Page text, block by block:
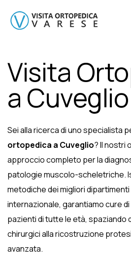
Visita
a Cuveglio
Sei alla ricerca di uno specialista
ortopedica a Cuveglio? Il nostri
approccio completo per la
patologie muscolo-scheletriche.
metodiche dei migliori
internazionale, garantiamo cure
pazienti di tutte le età, spaziando
chirurgici alla ricostruzione
avanzata.